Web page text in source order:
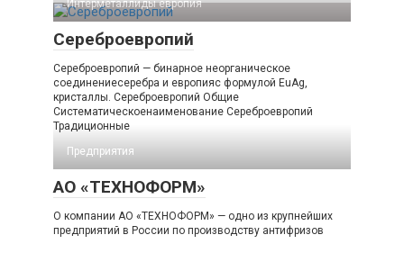
Интерметаллиды европия
Сереброевропий
Сереброевропий — бинарное неорганическое
соединениесеребра и европияс формулой EuAg,
кристаллы. Сереброевропий Общие
Систематическоенаименование Сереброевропий
Традиционные
Предприятия
АО «ТЕХНОФОРМ»
О компании АО «ТЕХНОФОРМ» — одно из крупнейших
предприятий в России по производству антифризов